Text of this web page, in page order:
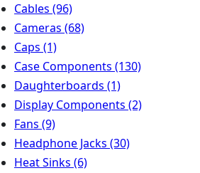
Cables (96)
Cameras (68)
Caps (1)
Case Components (130)
Daughterboards (1)
Display Components (2)
Fans (9)
Headphone Jacks (30)
Heat Sinks (6)